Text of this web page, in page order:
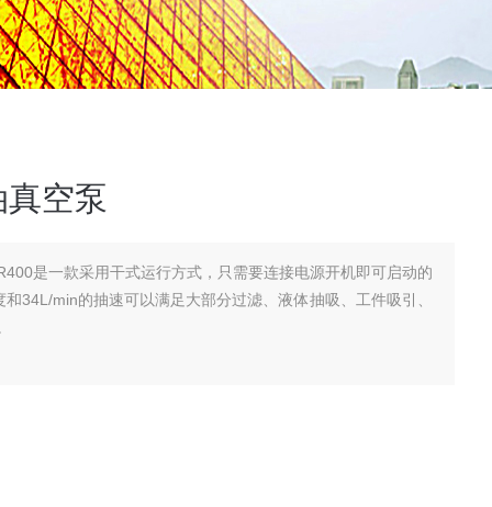
空泵
是一款采用干式运行方式，只需要连接电源开机即可启动的
34L/min的抽速可以满足大部分过滤、液体抽吸、工件吸引、